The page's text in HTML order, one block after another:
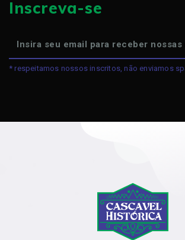
Inscreva-se
* respeitamos nossos inscritos, não enviamos